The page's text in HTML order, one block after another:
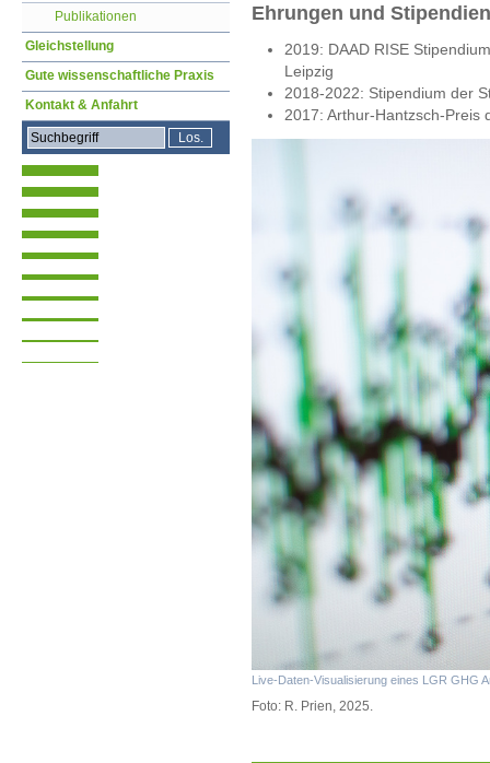
Ehrungen und Stipendien
2019: DAAD RISE
Leipzig
2018-2022: Stipendium der
2017: Arthur-Hantzsch-Preis
Live-Daten-Visualisierung eines LGR GHG
Foto: R. Prien, 2025.
Publikationen
Gleichstellung
Gute wissenschaftliche Praxis
Kontakt & Anfahrt